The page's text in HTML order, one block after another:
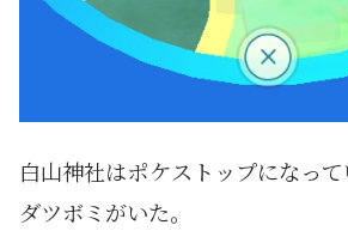
白山神社はポケストップになっ
ダツボミがいた。